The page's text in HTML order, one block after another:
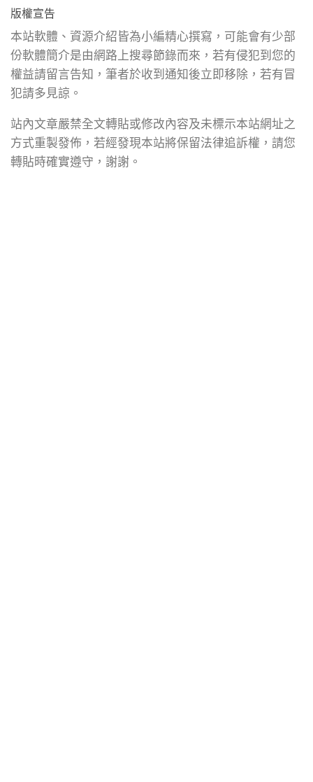
版權宣告
本站軟體、資源介紹皆為小編精心撰寫，可能會有少部
份軟體簡介是由網路上搜尋節錄而來，若有侵犯到您的
權益請留言告知，筆者於收到通知後立即移除，若有冒
犯請多見諒。
站內文章嚴禁全文轉貼或修改內容及未標示本站網址之
方式重製發佈，若經發現本站將保留法律追訴權，請您
轉貼時確實遵守，謝謝。